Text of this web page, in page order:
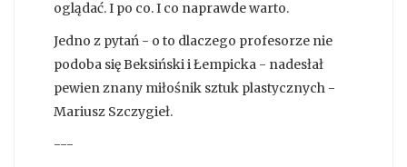
oglądać. I po co. I co naprawde warto.
Jedno z pytań - o to dlaczego profesorze nie
podoba się Beksiński i Łempicka - nadesłał
pewien znany miłośnik sztuk plastycznych -
Mariusz Szczygieł.
---